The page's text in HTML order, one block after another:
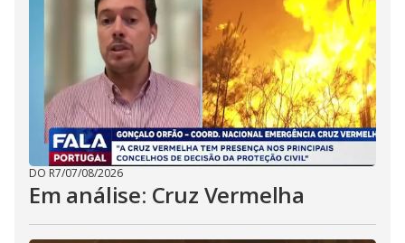
DO R7/07/08/2026
Em análise: Cruz Vermelha